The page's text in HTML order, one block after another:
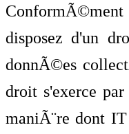
disposez d'un
donnÃ©es
droit s'exerce
maniÃ¨re dont